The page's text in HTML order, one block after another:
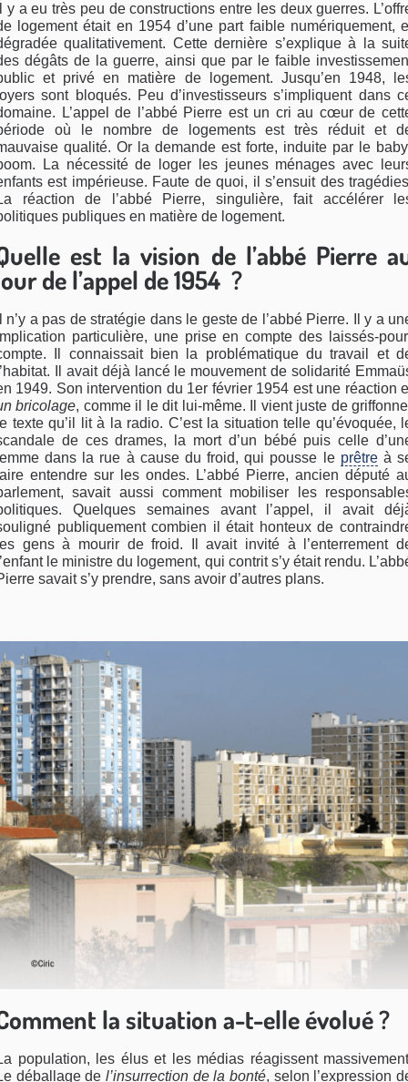
y a eu très peu de constructions entre les deux guerres.
logement était en 1954 d’une part faible numériquement,
qualitativement. Cette dernière s’explique à la
dégâts de la guerre, ainsi que par le faible
et privé en matière de logement. Jusqu’en 1948,
sont bloqués. Peu d’investisseurs s’impliquent dans
L’appel de l’abbé Pierre est un cri au cœur de
où le nombre de logements est très réduit et
qualité. Or la demande est forte, induite par le
La nécessité de loger les jeunes ménages avec
est impérieuse. Faute de quoi, il s’ensuit des
réaction de l’abbé Pierre, singulière, fait accélérer
publiques en matière de logement.
est la vision de l’abbé Pierre
de l’appel de 1954 ?
n’y a pas de stratégie dans le geste de l’abbé Pierre. Il y a
particulière, une prise en compte des laissés-
Il connaissait bien la problématique du travail et
Il avait déjà lancé le mouvement de solidarité
1949. Son intervention du 1er février 1954 est une réaction
bricolage, comme il le dit lui-même. Il vient juste de
texte qu’il lit à la radio. C’est la situation telle qu’évoquée,
de ces drames, la mort d’un bébé puis celle
dans la rue à cause du froid, qui pousse le prêtreà
entendre sur les ondes. L’abbé Pierre, ancien député
savait aussi comment mobiliser les
Quelques semaines avant l’appel, il avait
publiquement combien il était honteux de
gens à mourir de froid. Il avait invité à l’enterrement
le ministre du logement, qui contrit s’y était rendu.
savait s’y prendre, sans avoir d’autres plans.
la situation a-t-elle évolué ?
population, les élus et les médias réagissent
déballage de l’insurrection de la bonté, selon l’expression